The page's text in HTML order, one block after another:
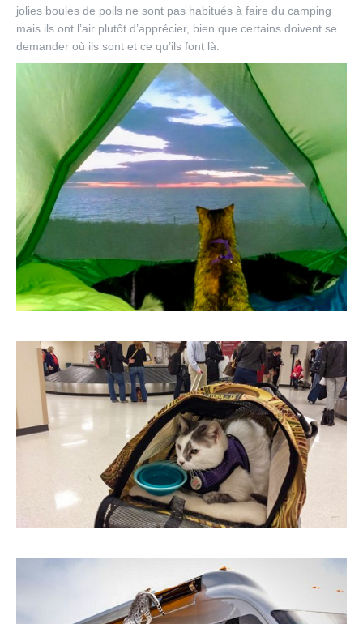
jolies boules de poils ne sont pas habitués à faire du camping
mais ils ont l’air plutôt d’apprécier, bien que certains doivent se
demander où ils sont et ce qu’ils font là.